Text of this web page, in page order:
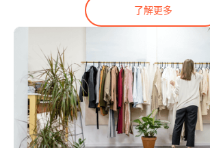
了解更多